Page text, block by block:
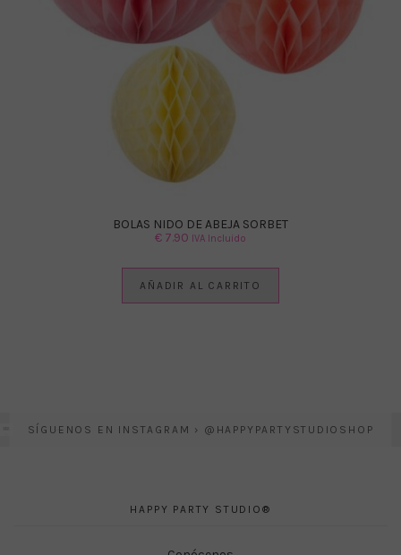
BOLAS NIDO DE ABEJA SORBET
€ 7.90 IVA Incluido
AÑADIR AL CARRITO
SÍGUENOS EN INSTAGRAM › @HAPPYPARTYSTUDIOSHOP
HAPPY PARTY STUDIO®